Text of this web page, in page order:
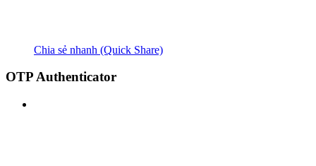
Chia sẻ nhanh (Quick Share)
OTP Authenticator